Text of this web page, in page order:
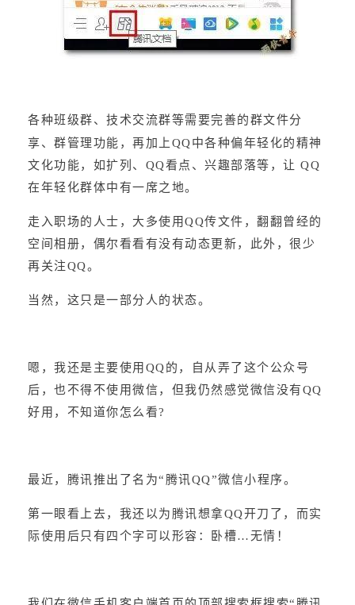
各种班级群、技术交流群等需要完善的群文件分
享、群管理功能，再加上QQ中各种偏年轻化的精神
文化功能，如扩列、QQ看点、兴趣部落等，让 QQ
在年轻化群体中有一席之地。
走入职场的人士，大多使用QQ传文件，翻翻曾经的
空间相册，偶尔看看有没有动态更新，此外，很少
再关注QQ。
当然，这只是一部分人的状态。
嗯，我还是主要使用QQ的，自从弄了这个公众号
后，也不得不使用微信，但我仍然感觉微信没有QQ
好用，不知道你怎么看?
最近，腾讯推出了名为“腾讯QQ”微信小程序。
第一眼看上去，我还以为腾讯想拿QQ开刀了，而实
际使用后只有四个字可以形容：卧槽…无情！